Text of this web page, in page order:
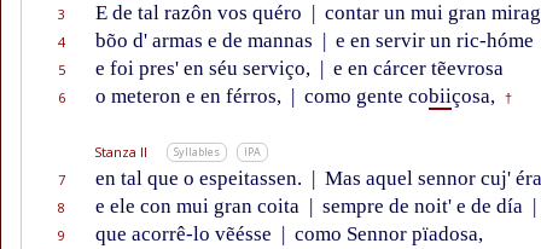
3 E de tal razôn vos quéro | contar un mui gran
4 bõo d' armas e de mannas | e en servir un ric-hóme
5 e foi pres' en séu serviço, | e en cárcer tẽevrosa
6 o meteron e en férros, | como gente cobiiçosa, †
Stanza II Syllables IPA
7 en tal que o espeitassen. | Mas aquel sennor cuj'
8 e ele con mui gran coita | sempre de noit' e de día |
9 que acorrê-lo vẽésse | como Sennor pïadosa,